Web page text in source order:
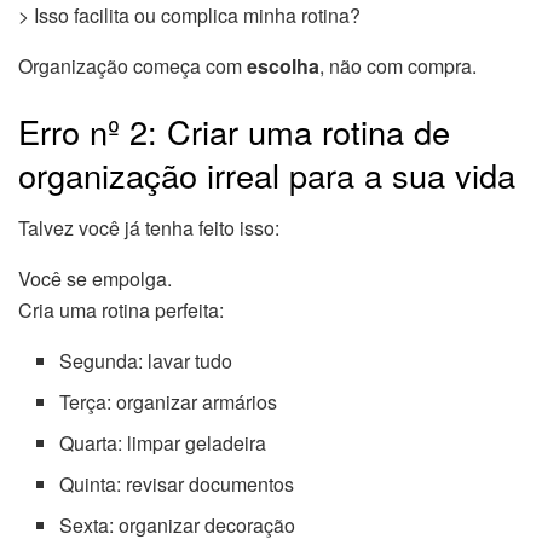
> Isso facilita ou complica minha rotina?
Organização começa comescolha, não com compra.
Erro nº 2: Criar uma rotina de
organização irreal para a sua vida
Talvez você já tenha feito isso:
Você se empolga.
Cria uma rotina perfeita:
Segunda: lavar tudo
Terça: organizar armários
Quarta: limpar geladeira
Quinta: revisar documentos
Sexta: organizar decoração